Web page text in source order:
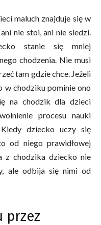
maluch znajduje się w
nie stoi, ani nie siedzi.
stanie się mniej
chodzenia. Nie musi
tam gdzie chce. Jeżeli
w chodziku pominie ono
na chodzik dla dzieci
procesu nauki
dziecko uczy się
od niego prawidłowej
z chodzika dziecko nie
ale odbija się nimi od
przez